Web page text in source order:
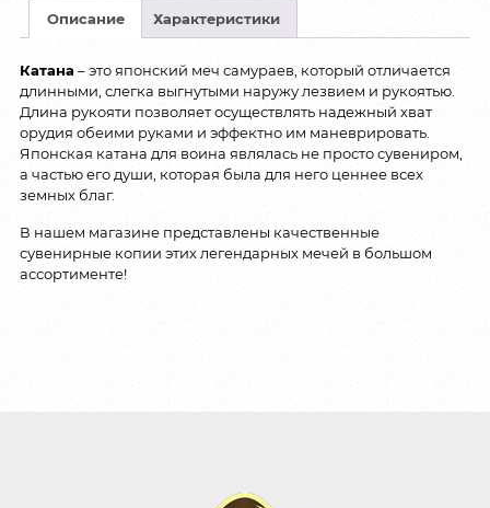
Описание Характеристики
Катана – это японский меч самураев, который отличается
длинными, слегка выгнутыми наружу лезвием и рукоятью.
Длина рукояти позволяет осуществлять надежный хват
орудия обеими руками и эффектно им маневрировать.
Японская катана для воина являлась не просто сувениром,
а частью его души, которая была для него ценнее всех
земных благ.
В нашем магазине представлены качественные
сувенирные копии этих легендарных мечей в большом
ассортименте!